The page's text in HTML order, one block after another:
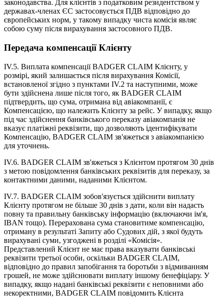
законодавства. Для клієнтів з податковим резидентством у
державах-членах ЄС застосовується ПДВ відповідно до
європейських норм, у такому випадку чиста комісія являє
собою суму після вирахування застосовного ПДВ.
Передача компенсації Клієнту
IV.5. Виплата компенсації BADGER CLAIM Клієнту, у
розмірі, який залишається після вирахування Комісії,
встановленої згідно з пунктами IV.2 та наступними, може
бути здійснена лише після того, як BADGER CLAIM
підтвердить, що сума, отримана від авіакомпанії, є
Компенсацією, що належить Клієнту за рейс. У випадку, якщо
під час здійснення банківського переказу авіакомпанія не
вказує платіжні реквізити, що дозволяють ідентифікувати
Компенсацію, BADGER CLAIM зв'яжеться з авіакомпанією
для уточнень.
IV.6. BADGER CLAIM зв'яжеться з Клієнтом протягом 30 днів
з метою повідомлення банківських реквізитів для переказу, за
контактними даними, наданими Клієнтом.
IV.7. BADGER CLAIM зобов'язується здійснити виплату
Клієнту протягом не більше 30 днів з дати, коли він надасть
повну та правильну банківську інформацію (включаючи ім'я,
IBAN тощо). Перерахована сума становитиме компенсацію,
отриману в результаті Запиту або Судових дій, з якої будуть
вирахувані суми, узгоджені в розділі «Комісія».
Представлений Клієнт не має права вказувати банківські
реквізити третьої особи, оскільки BADGER CLAIM,
відповідно до правил запобігання та боротьби з відмиванням
грошей, не може здійснювати виплату іншому бенефіціару. У
випадку, якщо надані банківські реквізити є неповними або
некоректними, BADGER CLAIM повідомить Клієнта